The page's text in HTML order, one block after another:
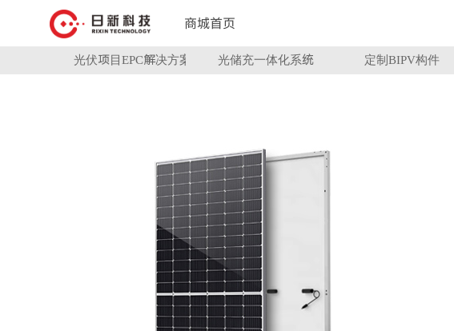
商城首页
光伏项目EPC解决方案 光储充一体化系统 定制BIPV构件